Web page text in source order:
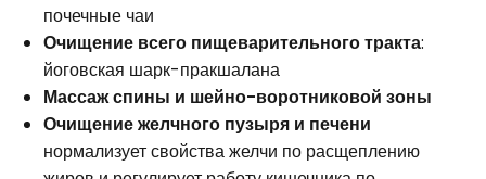
почечные чаи
Очищение всего пищеварительного тракта:
йоговская шарк-пракшалана
Массаж спины и шейно-воротниковой зоны
Очищение желчного пузыря и печени
нормализует свойства желчи по расщеплению